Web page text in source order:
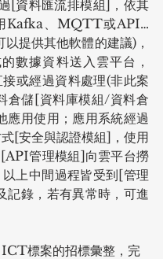
[資料匯流排模組]，依其
Kafka、MQTT或API…
提供其他軟體的建議)，
數據資料送入雲平台，
或經過資料處理(非此案
倉儲[資料庫模組/資料倉
應用使用；應用系統經過
[安全與認證模組]，使用
管理模組]向雲平台撈
上中間過程皆受到[管理
記錄，若有異常時，可進
標案的招標彙整，完